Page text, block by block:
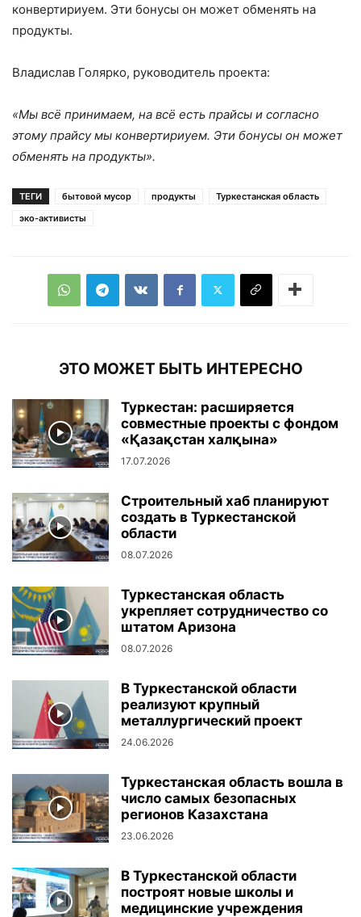
конвертириуем. Эти бонусы он может обменять на
продукты.
Владислав Голярко, руководитель проекта:
«Мы всё принимаем, на всё есть прайсы и согласно
этому прайсу мы конвертириуем. Эти бонусы он может
обменять на продукты».
ТЕГИ бытовой мусор продукты
Туркестанская область
эко-активисты
ЭТО МОЖЕТ БЫТЬ ИНТЕРЕСНО
Туркестан: расширяется
совместные проекты с фондом
«Қазақстан халқына»
17.07.2026
Строительный хаб планируют
создать в Туркестанской
области
08.07.2026
Туркестанская область
укрепляет сотрудничество со
штатом Аризона
08.07.2026
В Туркестанской области
реализуют крупный
металлургический проект
24.06.2026
Туркестанская область вошла в
число самых безопасных
регионов Казахстана
23.06.2026
В Туркестанской области
построят новые школы и
медицинские учреждения